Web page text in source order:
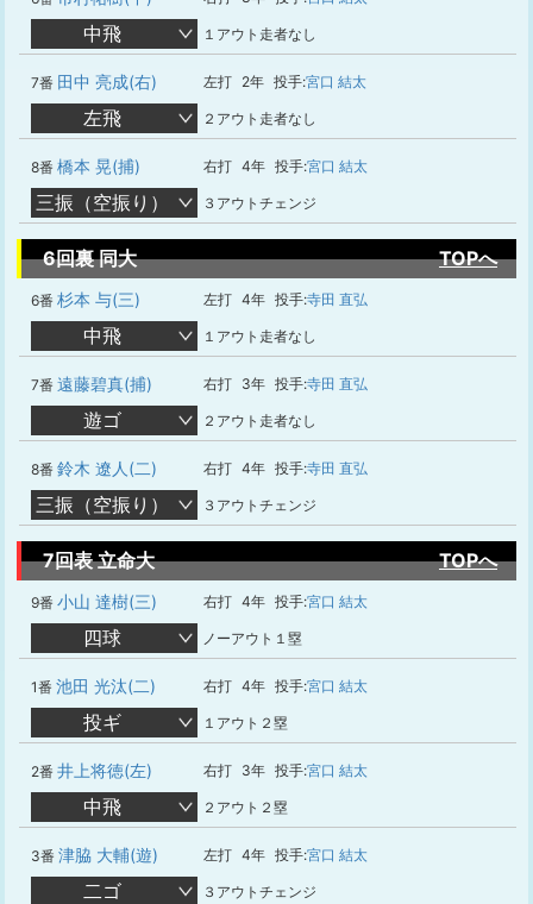
中飛 １アウト走者なし
7番 田中 亮成(右) 左打 2年 投手:宮口 結太
左飛 ２アウト走者なし
8番 橋本 晃(捕) 右打 4年 投手:宮口 結太
三振（空振り） ３アウトチェンジ
6回裏 同大 TOPへ
6番 杉本 与(三) 左打 4年 投手:寺田 直弘
中飛 １アウト走者なし
7番 遠藤碧真(捕) 右打 3年 投手:寺田 直弘
遊ゴ ２アウト走者なし
8番 鈴木 遼人(二) 右打 4年 投手:寺田 直弘
三振（空振り） ３アウトチェンジ
7回表 立命大 TOPへ
9番 小山 達樹(三) 右打 4年 投手:宮口 結太
四球 ノーアウト１塁
1番 池田 光汰(二) 右打 4年 投手:宮口 結太
投ギ １アウト２塁
2番 井上将徳(左) 右打 3年 投手:宮口 結太
中飛 ２アウト２塁
3番 津脇 大輔(遊) 左打 4年 投手:宮口 結太
二ゴ ３アウトチェンジ